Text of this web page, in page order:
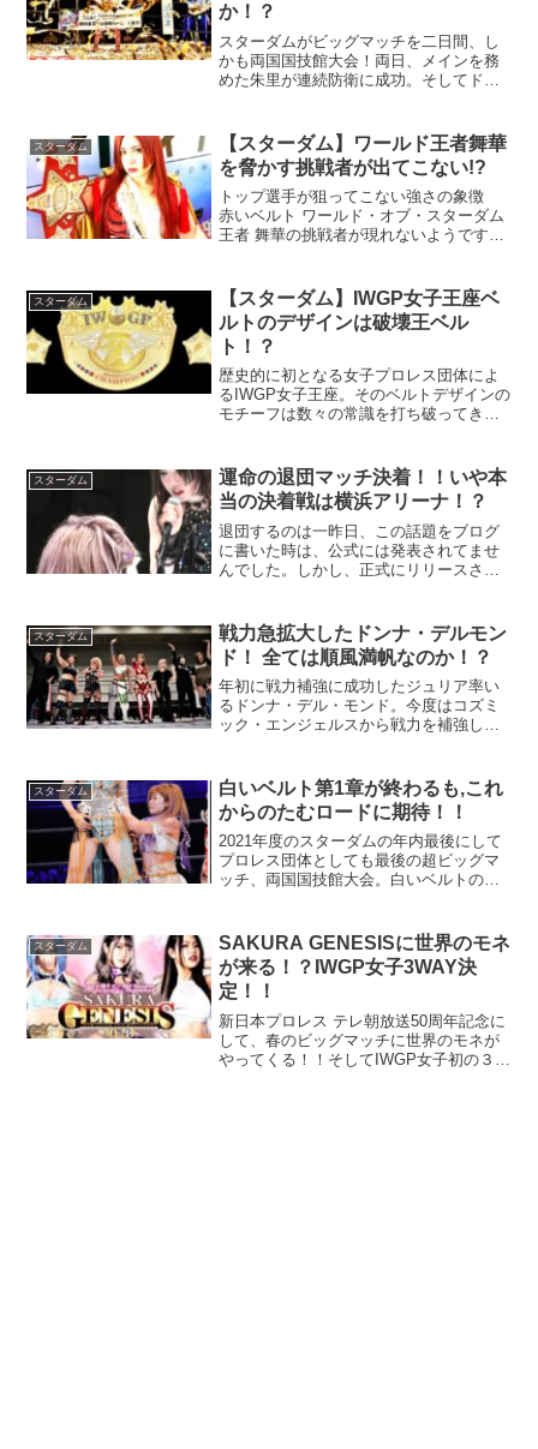
か！？
スターダムがビッグマッチを二日間、し
かも両国国技館大会！両日、メインを務
めた朱里が連続防衛に成功。そしてドン
スターダム
【スターダム】ワールド王者舞華
を脅かす挑戦者が出てこない!?
トップ選手が狙ってこない強さの象徴
赤いベルト ワールド・オブ・スターダム
王者 舞華の挑戦者が現れないようです。
信じられません。その原因は、やっぱり
新日本プロレスと同じ...
スターダム
【スターダム】IWGP女子王座ベ
ルトのデザインは破壊王ベル
ト！？
歴史的に初となる女子プロレス団体によ
るIWGP女子王座。そのベルトデザインの
モチーフは数々の常識を打ち破ってきた
スターダム
運命の退団マッチ決着！！いや本
当の決着戦は横浜アリーナ！？
退団するのは一昨日、この話題をブログ
に書いた時は、公式には発表されてませ
んでした。しかし、正式にリリースさ
言から、上谷が即座に反応して僅か1週間
後の後楽園大会で...
スターダム
戦力急拡大したドンナ・デルモン
ド！ 全ては順風満帆なのか！？
年初に戦力補強に成功したジュリア率い
るドンナ・デル・モンド。今度はコズミ
ック・エンジェルスから戦力を補強し、
スターダム
白いベルト第1章が終わるも,これ
からのたむロードに期待！！
2021年度のスターダムの年内最後にして
プロレス団体としても最後の超ビッグマ
ッチ、両国国技館大会。白いベルトの王
スターダム
SAKURA GENESISに世界のモネ
が来る！？IWGP女子3WAY決
定！！
新日本プロレス テレ朝放送50周年記念に
して、春のビッグマッチに世界のモネが
やってくる！！そしてIWGP女子初の３